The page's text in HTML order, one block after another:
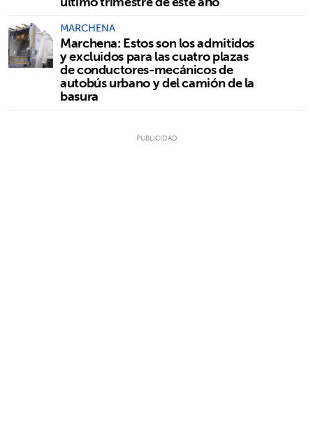
MARCHENA
Marchena: Estos son los admitidos
y excluidos para las cuatro plazas
de conductores-mecánicos de
autobús urbano y del camión de la
basura